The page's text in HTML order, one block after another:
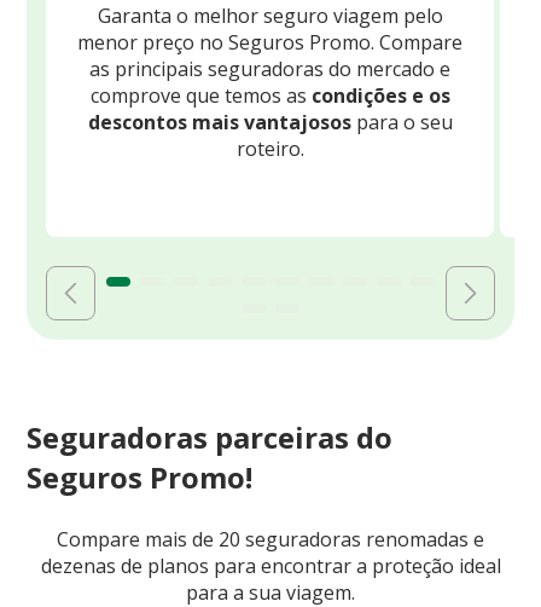
Garanta o melhor seguro viagem pelo
menor preço no Seguros Promo. Compare
as principais seguradoras do mercado e
comprove que temos as condições e os
descontos mais vantajosospara o seu
roteiro.
Seguradoras parceiras do
Seguros Promo!
Compare mais de 20 seguradoras renomadas e
dezenas de planos para encontrar a proteção ideal
para a sua viagem.